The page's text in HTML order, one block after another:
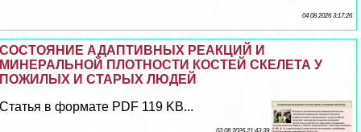
04 08 2026 3:17:26
СОСТОЯНИЕ АДАПТИВНЫХ РЕАКЦИЙ И
МИНЕРАЛЬНОЙ ПЛОТНОСТИ КОСТЕЙ СКЕЛЕТА У
ПОЖИЛЫХ И СТАРЫХ ЛЮДЕЙ
Статья в формате PDF 119 KB...